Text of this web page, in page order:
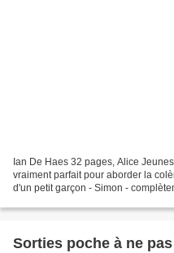
Ian De Haes 32 pages, Alice
vraiment parfait pour aborder la
d'un petit garçon - Simon -
Sorties poche à ne